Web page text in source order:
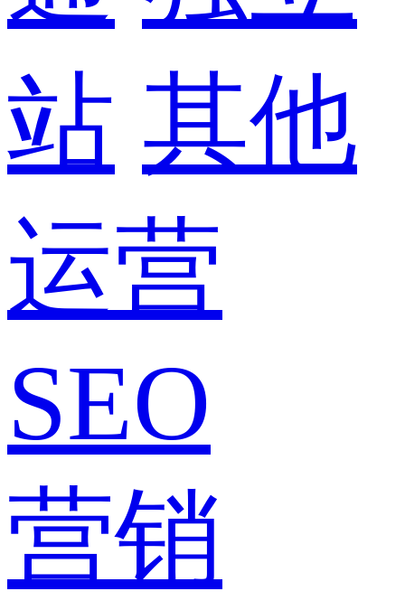
站 其他
运营
SEO
营销